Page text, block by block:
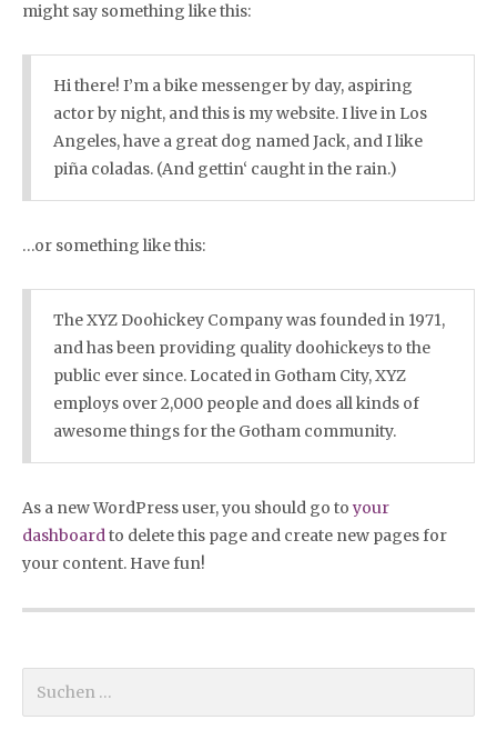
might say something like this:
Hi there! I’m a bike messenger by day, aspiring
actor by night, and this is my website. I live in Los
Angeles, have a great dog named Jack, and I like
piña coladas. (And gettin‘ caught in the rain.)
…or something like this:
The XYZ Doohickey Company was founded in 1971,
and has been providing quality doohickeys to the
public ever since. Located in Gotham City, XYZ
employs over 2,000 people and does all kinds of
awesome things for the Gotham community.
As a new WordPress user, you should go toyour
dashboardto delete this page and create new pages for
your content. Have fun!
Suchen nach: